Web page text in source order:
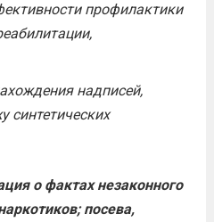
профилактики
надписей,
синтетических
о фактах незаконного
посева,